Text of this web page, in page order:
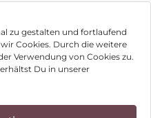
zu gestalten und fortlaufend
Cookies. Durch die weitere
Verwendung von Cookies zu.
Du in unserer